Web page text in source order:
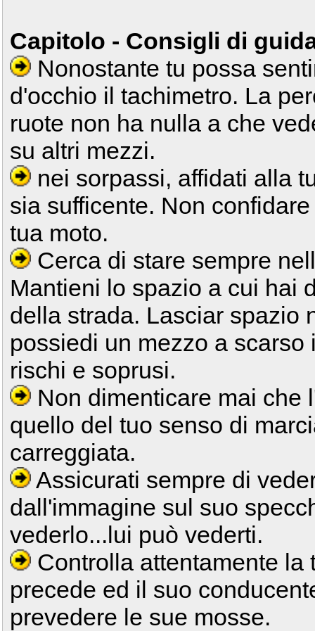
Capitolo - Consigli di
Nonostante tu possa
d'occhio il tachimetro. La
ruote non ha nulla a che
su altri mezzi.
nei sorpassi, affidati alla
sia sufficente. Non
tua moto.
Cerca di stare sempre
Mantieni lo spazio a cui hai
della strada. Lasciar spazio
possiedi un mezzo a
rischi e soprusi.
Non dimenticare mai che
quello del tuo senso di
carreggiata.
Assicurati sempre di
dall'immagine sul suo
vederlo...lui può vederti.
Controlla attentamente
precede ed il suo
prevedere le sue mosse.